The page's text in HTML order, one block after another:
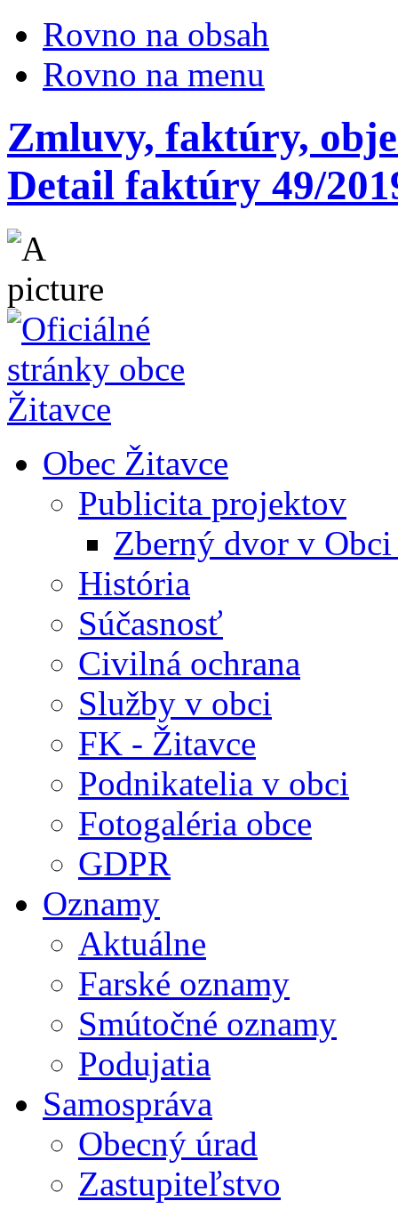
Rovno na obsah
Rovno na menu
Zmluvy, faktúry,
Detail faktúry 49/
Obec Žitavce
Publicita projektov
Zberný dvor v
História
Súčasnosť
Civilná ochrana
Služby v obci
FK - Žitavce
Podnikatelia v obci
Fotogaléria obce
GDPR
Oznamy
Aktuálne
Farské oznamy
Smútočné oznamy
Podujatia
Samospráva
Obecný úrad
Zastupiteľstvo